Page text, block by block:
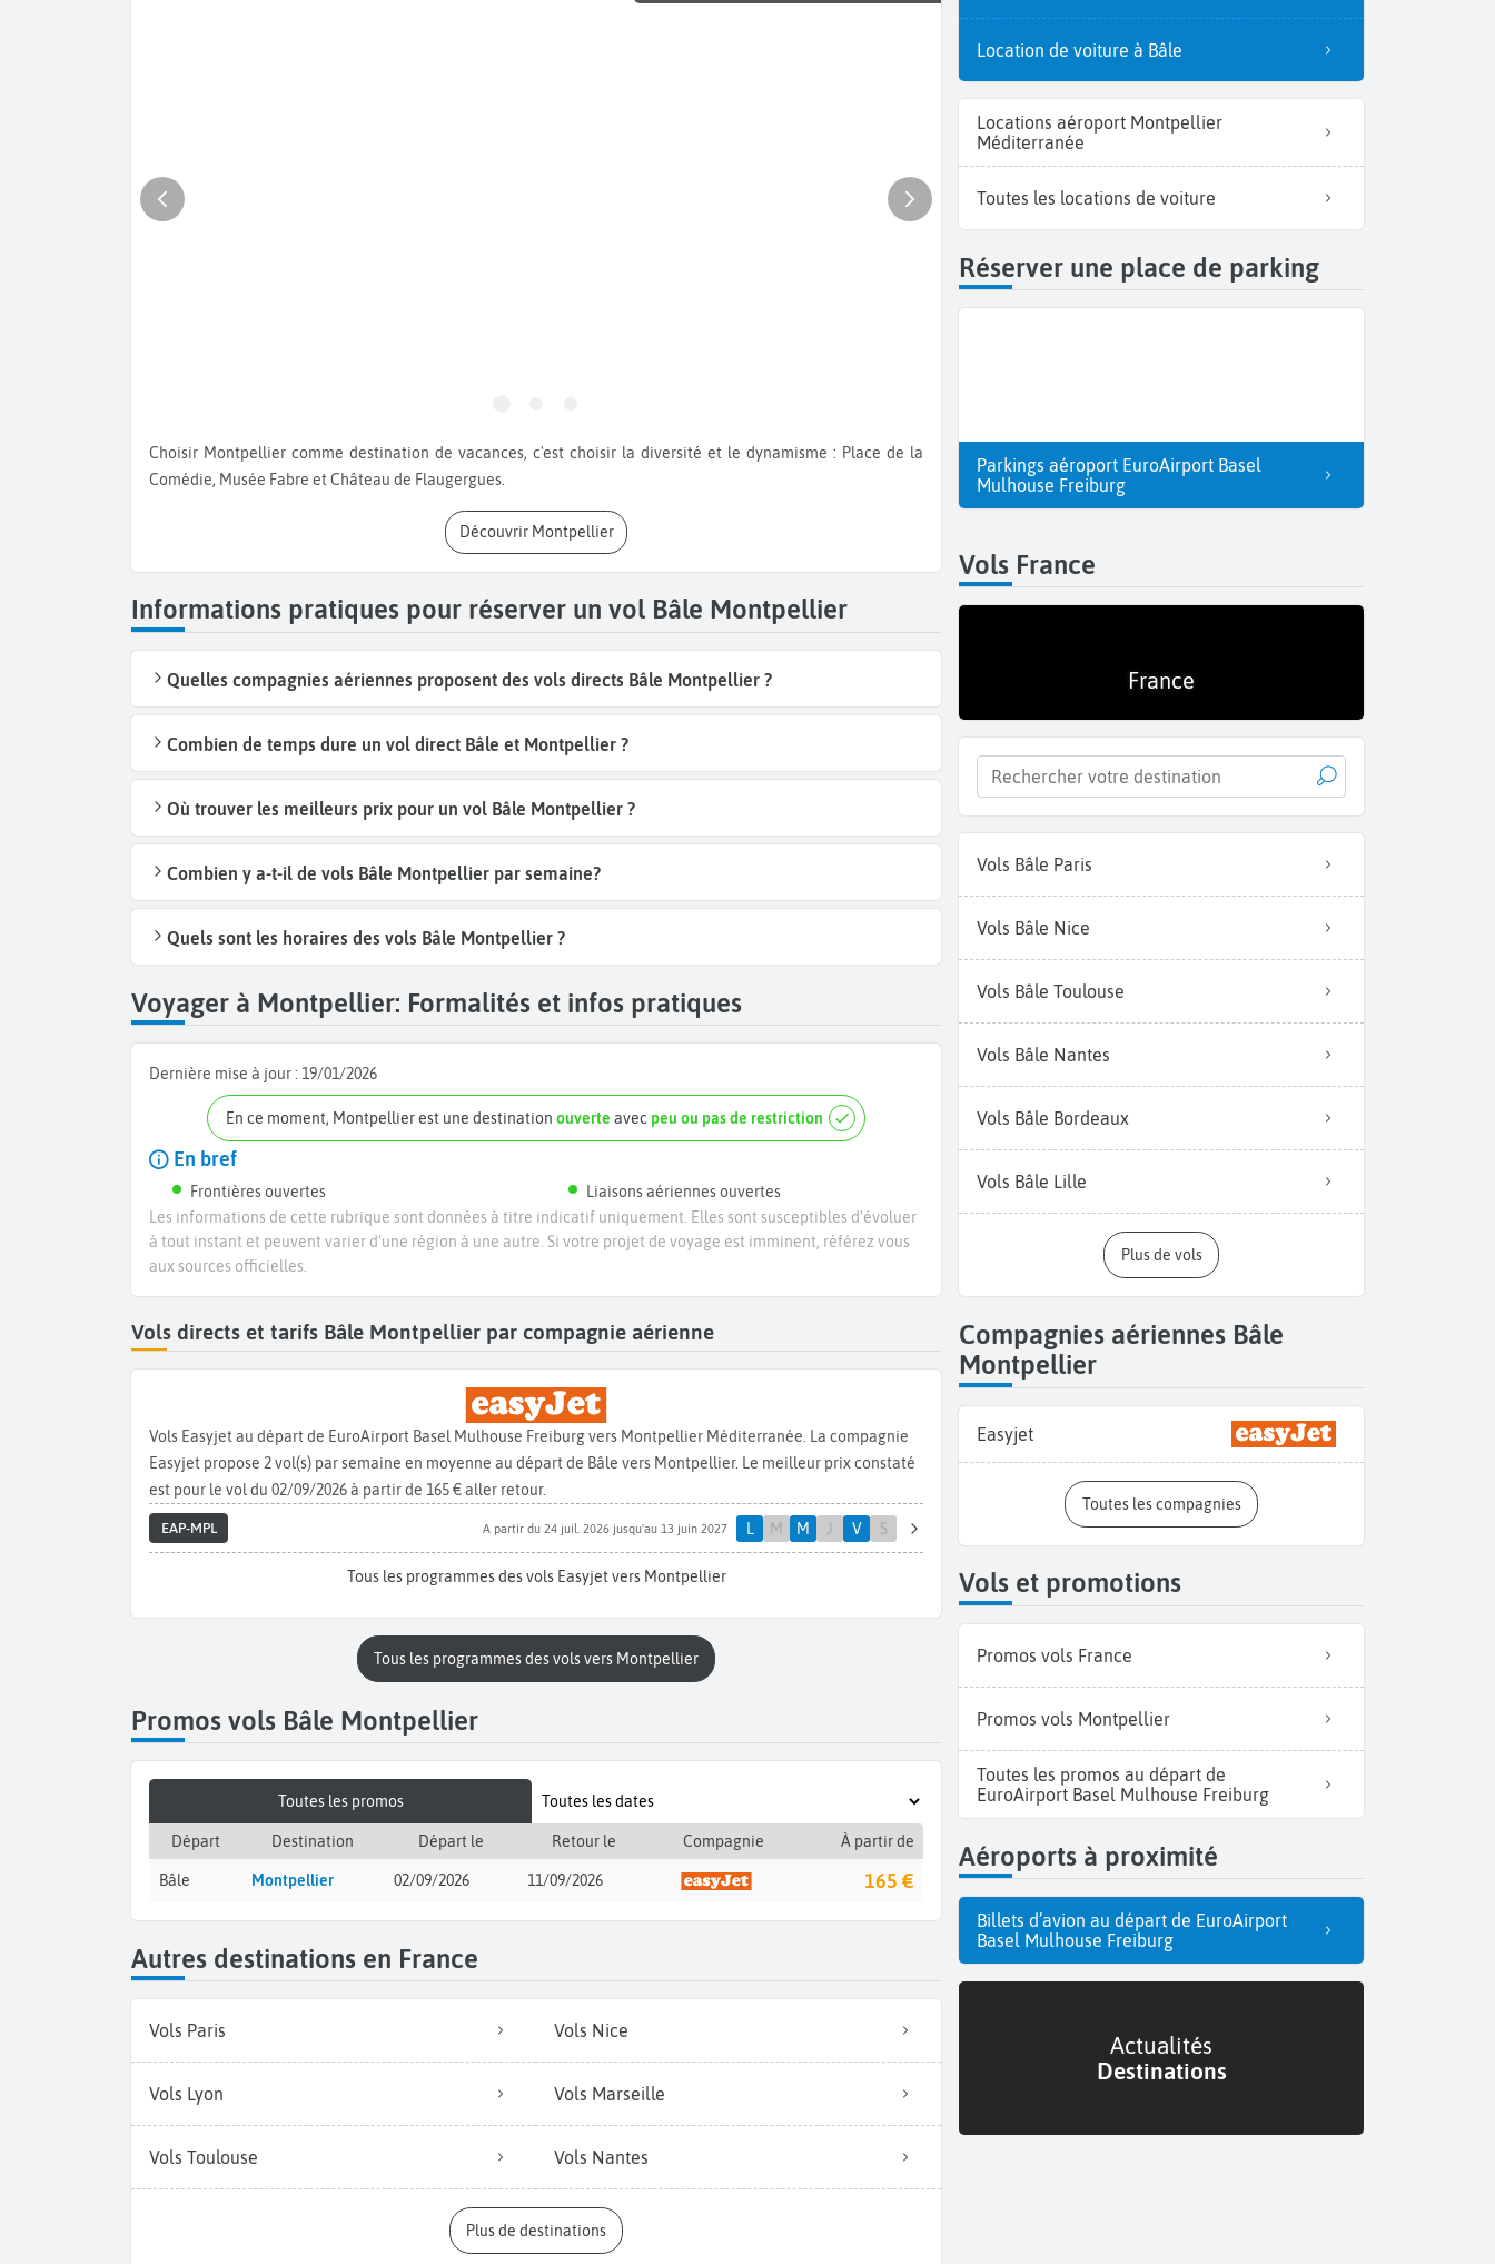
Choisir Montpellier comme destination de vacances, c'est choisir la diversité et le dynamisme : Place de la
Comédie, Musée Fabre et Château de Flaugergues.
Découvrir Montpellier
Informations pratiques pour réserver un vol Bâle Montpellier
Quelles compagnies aériennes proposent des vols directs Bâle Montpellier ?
Combien de temps dure un vol direct Bâle et Montpellier ?
Où trouver les meilleurs prix pour un vol Bâle Montpellier ?
Combien y a-t-il de vols Bâle Montpellier par semaine?
Quels sont les horaires des vols Bâle Montpellier ?
Voyager à Montpellier: Formalités et infos pratiques
Dernière mise à jour : 19/01/2026
En ce moment, Montpellier est une destinationouverte avec peu ou pas de restriction
En bref
Frontières ouvertes
Liaisons aériennes ouvertes
Les informations de cette rubrique sont données à titre indicatif uniquement. Elles sont susceptibles d’évoluer
à tout instant et peuvent varier d’une région à une autre. Si votre projet de voyage est imminent, référez vous
aux sources officielles.
Vols directs et tarifs Bâle Montpellier par compagnie aérienne
Vols Easyjet au départ de EuroAirport Basel Mulhouse Freiburg vers Montpellier Méditerranée. La compagnie
Easyjet propose 2 vol(s) par semaine en moyenne au départ de Bâle vers Montpellier. Le meilleur prix constaté
est pour le vol du 02/09/2026 à partir de 165 € aller retour.
EAP-MPL A partir du 24 juil. 2026 jusqu'au 13 juin 2027 L M M J V S
Tous les programmes des vols Easyjet vers Montpellier
Tous les programmes des vols vers Montpellier
Promos vols Bâle Montpellier
Toutes les promos
Départ Destination Départ le Retour le Compagnie À partir de
Bâle Montpellier 02/09/2026 11/09/2026 165 €
Autres destinations en France
Vols Paris Vols Nice
Vols Lyon Vols Marseille
Vols Toulouse Vols Nantes
Plus de destinations
Location de voiture à Bâle
Locations aéroport Montpellier
Méditerranée
Toutes les locations de voiture
Réserver une place de parking
Parkings aéroport EuroAirport Basel
Mulhouse Freiburg
Vols France
France
Vols Bâle Paris
Vols Bâle Nice
Vols Bâle Toulouse
Vols Bâle Nantes
Vols Bâle Bordeaux
Vols Bâle Lille
Plus de vols
Compagnies aériennes Bâle
Montpellier
Easyjet
Toutes les compagnies
Vols et promotions
Promos vols France
Promos vols Montpellier
Toutes les promos au départ de
EuroAirport Basel Mulhouse Freiburg
Aéroports à proximité
Billets d’avion au départ de EuroAirport
Basel Mulhouse Freiburg
Actualités
Destinations